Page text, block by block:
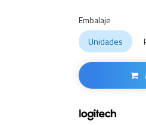
Embalaje
Unidades